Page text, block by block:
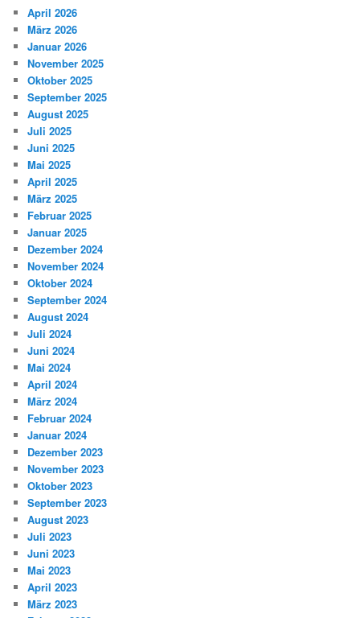
April 2026
März 2026
Januar 2026
November 2025
Oktober 2025
September 2025
August 2025
Juli 2025
Juni 2025
Mai 2025
April 2025
März 2025
Februar 2025
Januar 2025
Dezember 2024
November 2024
Oktober 2024
September 2024
August 2024
Juli 2024
Juni 2024
Mai 2024
April 2024
März 2024
Februar 2024
Januar 2024
Dezember 2023
November 2023
Oktober 2023
September 2023
August 2023
Juli 2023
Juni 2023
Mai 2023
April 2023
März 2023